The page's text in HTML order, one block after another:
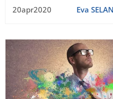
20apr2020 Eva SELAN